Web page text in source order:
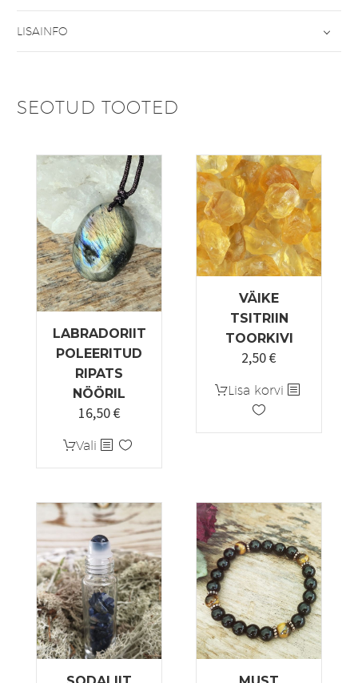
LISAINFO
SEOTUD TOOTED
LABRADORIIT
POLEERITUD
RIPATS
NÖÖRIL
16,50€
Vali Sellel
tootel
mitu
varianti.
Valikuid
saab
teha
tootelehel.
VÄIKE
TSITRIIN
TOORKIVI
2,50€
Lisa korvi